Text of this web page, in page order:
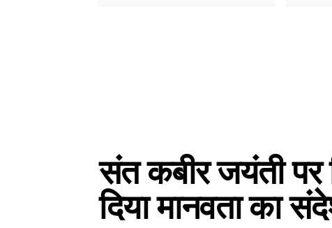
संत कबीर जयंती पर
दिया मानवता का